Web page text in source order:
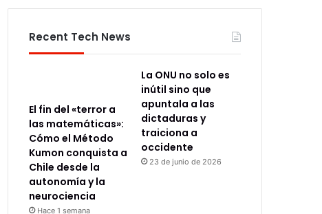
Recent Tech News
El fin del «terror a
las matemáticas»:
Cómo el Método
Kumon conquista a
Chile desde la
autonomía y la
neurociencia
Hace 1 semana
La ONU no solo es
inútil sino que
apuntala a las
dictaduras y
traiciona a
occidente
23 de junio de 2026